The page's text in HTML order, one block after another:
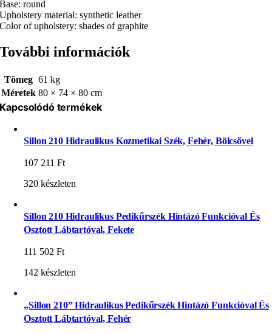
Base: round
Upholstery material: synthetic leather
Color of upholstery: shades of graphite
További információk
Tömeg 61 kg
Méretek 80 × 74 × 80 cm
Kapcsolódó termékek
Sillon 210 Hidraulikus Kozmetikai Szék, Fehér, Bölcsővel
107 211Ft
320 készleten
Sillon 210 Hidraulikus Pedikűrszék Hintázó Funkcióval És
Osztott Lábtartóval, Fekete
111 502Ft
142 készleten
„Sillon 210” Hidraulikus Pedikűrszék Hintázó Funkcióval És
Osztott Lábtartóval, Fehér